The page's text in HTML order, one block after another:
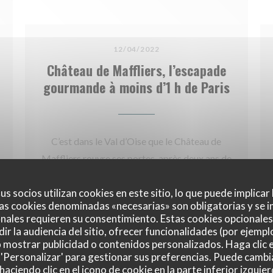
socios utilizan cookies en este sitio, lo que puede
cookies denominadas «necesarias» son obligatorias y se
requieren su consentimiento. Estas cookies
la audiencia del sitio, ofrecer funcionalidades (por
mostrar publicidad o contenidos personalizados. Haga clic
para gestionar sus preferencias. Puede
clic en el icono de cookie en la parte inferior
VENTANA))
12/04/2022
Château de Maffliers, l’escapade
gourmande à moins d’1 h de Paris
C’est dans le Val d’Oise que le Château de
Maffliers rouvre ses portes, après deux ans de
campagne et de gastronomie.
La demeure XIXème renaît ainsi de ses cendres
avec un décor remis au goût du jour et deux
restaurants locavores. Une imposante et belle
LEA EL ARTICULO((ABRE EN UNA NUEVA